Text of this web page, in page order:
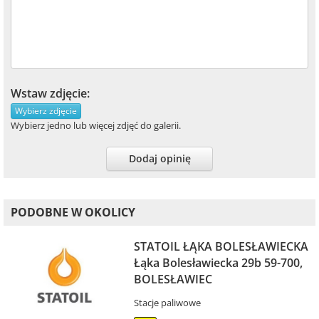
Wstaw zdjęcie:
Wybierz zdjęcie
Wybierz jedno lub więcej zdjęć do galerii.
Dodaj opinię
PODOBNE W OKOLICY
STATOIL ŁĄKA BOLESŁAWIECKA
Łąka Bolesławiecka 29b 59-700,
BOLESŁAWIEC
Stacje paliwowe